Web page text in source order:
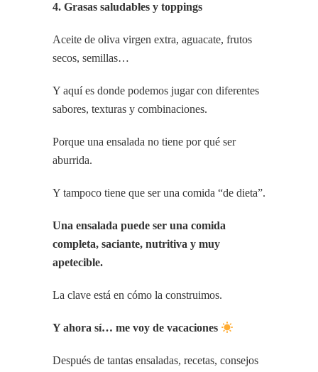
4. Grasas saludables y toppings
Aceite de oliva virgen extra, aguacate, frutos
secos, semillas…
Y aquí es donde podemos jugar con diferentes
sabores, texturas y combinaciones.
Porque una ensalada no tiene por qué ser
aburrida.
Y tampoco tiene que ser una comida “de dieta”.
Una ensalada puede ser una comida
completa, saciante, nutritiva y muy
apetecible.
La clave está en cómo la construimos.
Y ahora sí… me voy de vacaciones
Después de tantas ensaladas, recetas, consejos